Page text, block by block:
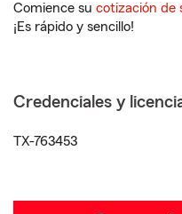
Comience su cotización de
¡Es rápido y sencillo!
Credenciales y
TX-763453